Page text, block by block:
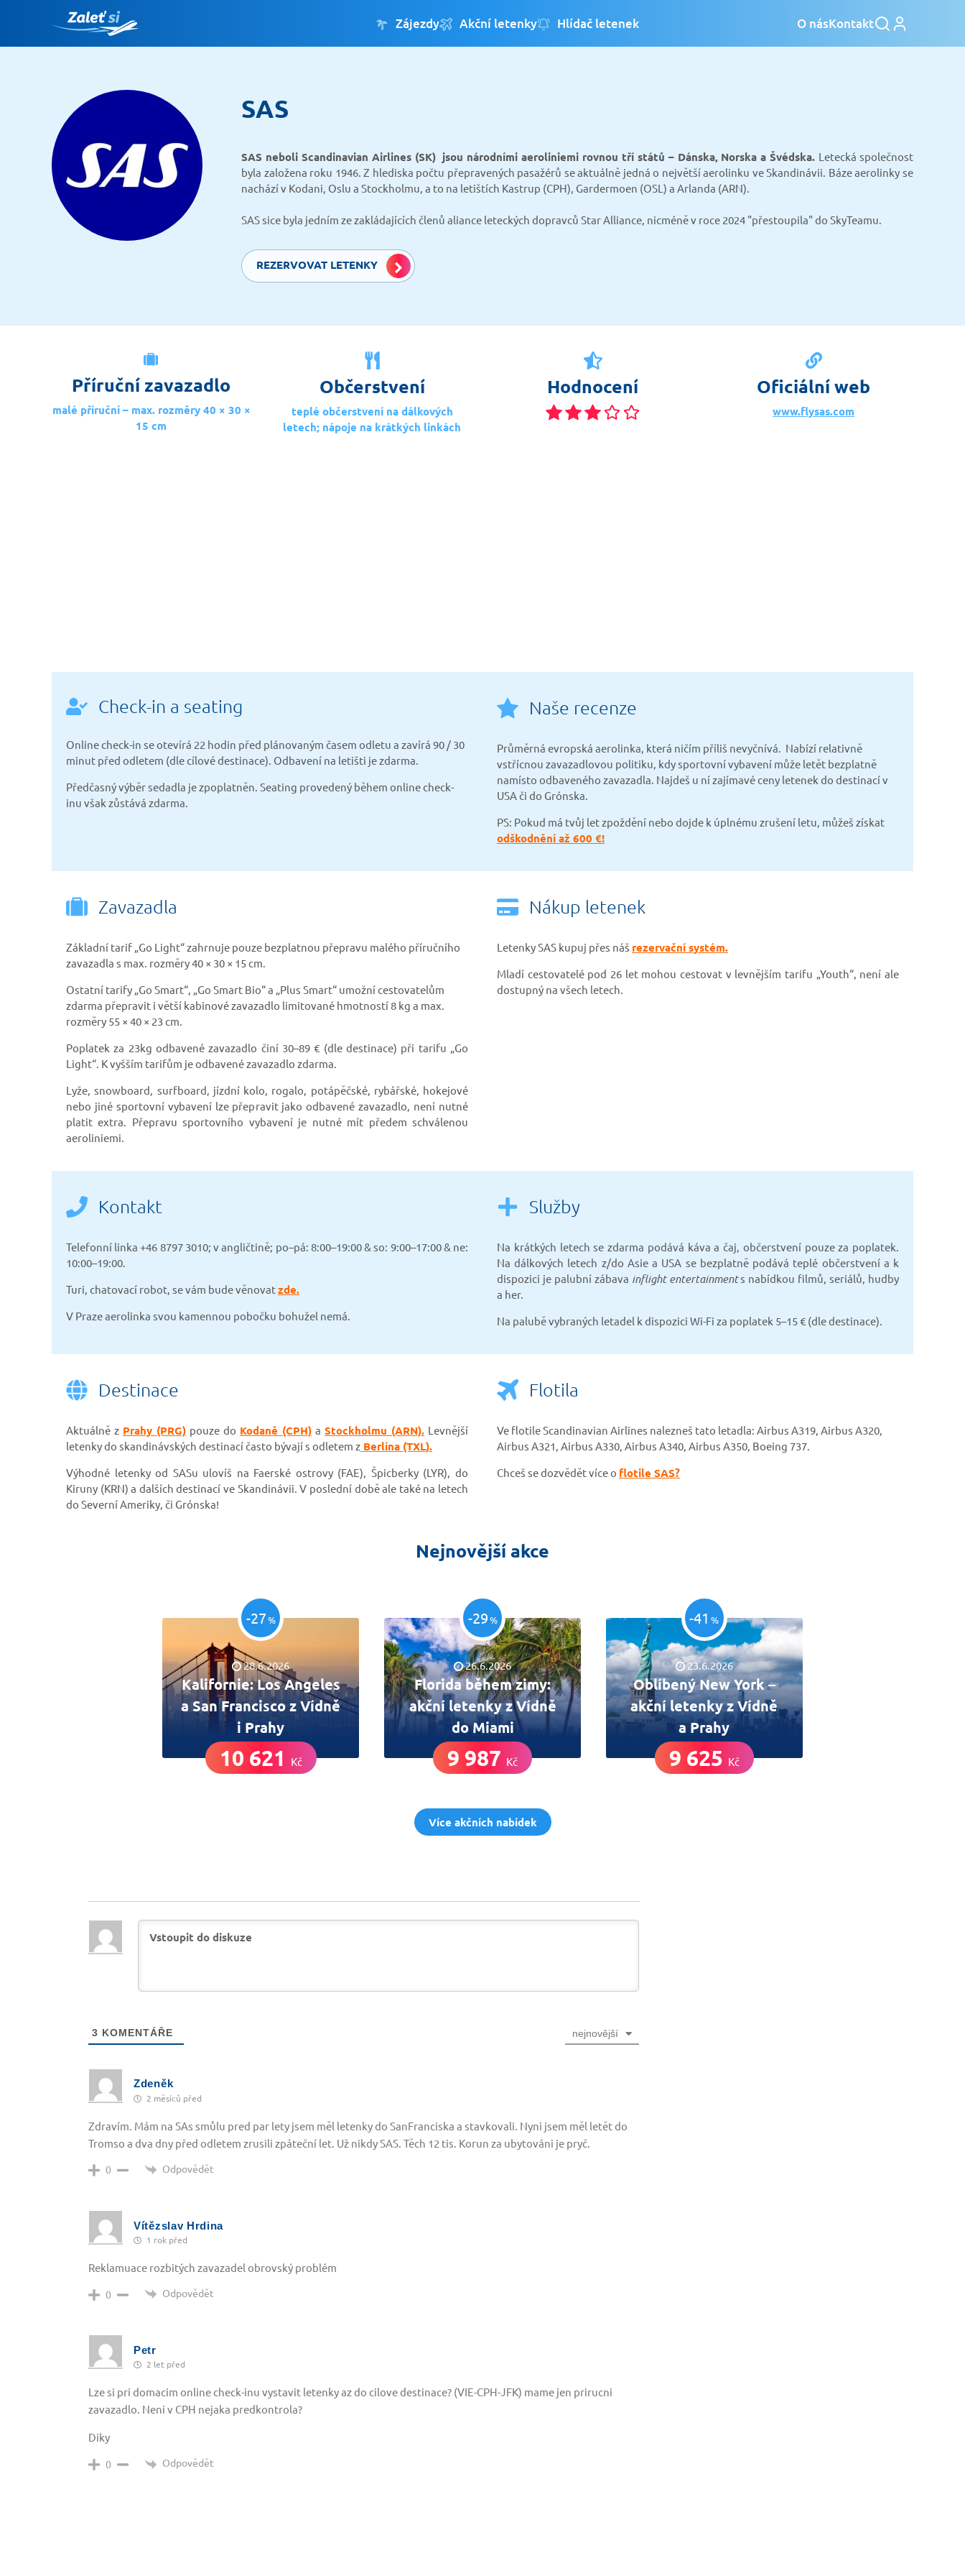
Zájezdy Akční letenky Hlídač letenek O násKontakt
SAS
SAS neboli Scandinavian Airlines (SK) jsou národními aeroliniemi rovnou tří států – Dánska, Norska a Švédska. Letecká společnost
byla založena roku 1946. Z hlediska počtu přepravených pasažérů se aktuálně jedná o největší aerolinku ve Skandinávii. Báze aerolinky se
nachází v Kodani, Oslu a Stockholmu, a to na letištích Kastrup (CPH), Gardermoen (OSL) a Arlanda (ARN).
SAS sice byla jedním ze zakládajících členů aliance leteckých dopravců Star Alliance, nicméně v roce 2024 "přestoupila" do SkyTeamu.
REZERVOVAT LETENKY
Příruční zavazadlo
malé příruční – max. rozměry 40 × 30 ×
15 cm
Občerstvení
teplé občerstvení na dálkových
letech; nápoje na krátkých linkách
Hodnocení Oficiální web
www.flysas.com
Check-in a seating
Online check-in se otevírá 22 hodin před plánovaným časem odletu a zavírá 90 / 30
minut před odletem (dle cílové destinace). Odbavení na letišti je zdarma.
Předčasný výběr sedadla je zpoplatněn. Seating provedený během online check-
inu však zůstává zdarma.
Naše recenze
Průměrná evropská aerolinka, která ničím příliš nevyčnívá. Nabízí relativně
vstřícnou zavazadlovou politiku, kdy sportovní vybavení může letět bezplatně
namísto odbaveného zavazadla. Najdeš u ní zajímavé ceny letenek do destinací v
USA či do Grónska.
PS: Pokud má tvůj let zpoždění nebo dojde k úplnému zrušení letu, můžeš získat
odškodnění až 600 €!
Zavazadla
Základní tarif „Go Light“ zahrnuje pouze bezplatnou přepravu malého příručního
zavazadla s max. rozměry40 × 30 × 15 cm.
Ostatní tarify „Go Smart“, „Go Smart Bio“ a „Plus Smart“ umožní cestovatelům
zdarma přepravit i větší kabinové zavazadlo limitované hmotností 8 kg a max.
rozměry 55 × 40 × 23 cm.
Poplatek za 23kg odbavené zavazadlo činí 30–89 € (dle destinace) při tarifu „Go
Light“. K vyšším tarifům je odbavené zavazadlo zdarma.
Lyže, snowboard, surfboard, jízdní kolo, rogalo, potápěčské, rybářské, hokejové
nebo jiné sportovní vybavení lze přepravit jako odbavené zavazadlo, není nutné
platit extra. Přepravu sportovního vybavení je nutné mít předem schválenou
aeroliniemi.
Nákup letenek
Letenky SAS kupuj přes náš rezervační systém.
Mladí cestovatelé pod 26 let mohou cestovat v levnějším tarifu „Youth“, není ale
dostupný na všech letech.
Kontakt
Telefonní linka +46 8797 3010; v angličtině; po–pá: 8:00–19:00 & so: 9:00–17:00 & ne:
10:00–19:00.
Turi, chatovací robot, se vám bude věnovatzde.
V Praze aerolinka svou kamennou pobočku bohužel nemá.
Služby
Na krátkých letech se zdarma podává káva a čaj, občerstvení pouze za poplatek.
Na dálkových letech z/do Asie a USA se bezplatně podává teplé občerstvení a k
dispozici je palubní zábava inflight entertainments nabídkou filmů, seriálů, hudby
a her.
Na palubě vybraných letadel k dispozici Wi-Fi za poplatek 5–15 € (dle destinace).
Destinace
Aktuálně z Prahy (PRG) pouze do Kodaně (CPH) a Stockholmu (ARN). Levnější
letenky do skandinávských destinací často bývají s odletem z Berlína (TXL).
Výhodné letenky od SASu ulovíš na Faerské ostrovy (FAE), Špicberky (LYR), do
Kiruny (KRN) a dalších destinací ve Skandinávii. V poslední době ale také na letech
do Severní Ameriky, či Grónska!
Flotila
Ve flotile Scandinavian Airlines nalezneš tato letadla: Airbus A319, Airbus A320,
Airbus A321, Airbus A330, Airbus A340, Airbus A350, Boeing 737.
Chceš se dozvědět více o flotile SAS?
Nejnovější akce
-27%
28.6.2026
Kalifornie: Los Angeles
a San Francisco z Vídně
i Prahy
10 621 Kč
-29%
26.6.2026
Florida během zimy:
akční letenky z Vídně
do Miami
9 987 Kč
-41 %
23.6.2026
Oblíbený New York –
akční letenky z Vídně
a Prahy
9 625 Kč
Více akčních nabídek
3 KOMENTÁŘE nejnovější
Zdeněk
2 měsíců před
Zdravím. Mám na SAs smůlu pred par lety jsem měl letenky do SanFranciska a stavkovali. Nyni jsem měl letět do
Tromso a dva dny před odletem zrusili zpáteční let. Už nikdy SAS. Těch 12 tis. Korun za ubytováni je pryč.
0 Odpovědět
Vítězslav Hrdina
1 rok před
Reklamuace rozbitých zavazadel obrovský problém
0 Odpovědět
Petr
2 let před
Lze si pri domacim online check-inu vystavit letenky az do cilove destinace? (VIE-CPH-JFK) mame jen prirucni
zavazadlo. Neni v CPH nejaka predkontrola?
Diky
0 Odpovědět